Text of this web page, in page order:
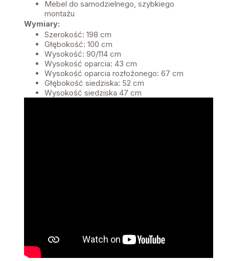
Mebel do samodzielnego, szybkiego
montażu
Wymiary:
Szerokość: 198 cm
Głębokość: 100 cm
Wysokość: 90/114 cm
Wysokość oparcia: 43 cm
Wysokość oparcia rozłożonego: 67 cm
Głębokość siedziska: 52 cm
Wysokość siedziska 47 cm